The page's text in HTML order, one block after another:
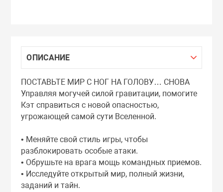
ОПИСАНИЕ
ПОСТАВЬТЕ МИР С НОГ НА ГОЛОВУ… СНОВА
Управляя могучей силой гравитации, помогите
Кэт справиться с новой опасностью,
угрожающей самой сути Вселенной.
• Меняйте свой стиль игры, чтобы
разблокировать особые атаки.
• Обрушьте на врага мощь командных приемов.
• Исследуйте открытый мир, полный жизни,
заданий и тайн.